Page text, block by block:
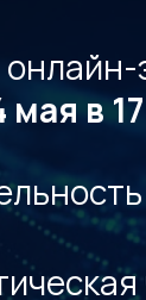
часть